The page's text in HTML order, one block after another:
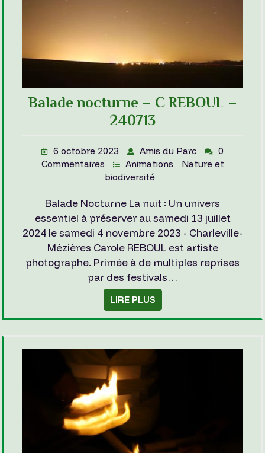
Balade nocturne – C REBOUL –
240713
6 octobre 2023 Amis du Parc
0
Commentaires
Animations
Nature et
biodiversité
Balade Nocturne La nuit : Un univers
essentiel à préserver au samedi 13 juillet
2024 le samedi 4 novembre 2023 - Charleville-
Mézières Carole REBOUL est artiste
photographe. Primée à de multiples reprises
par des festivals…
LIRE PLUS